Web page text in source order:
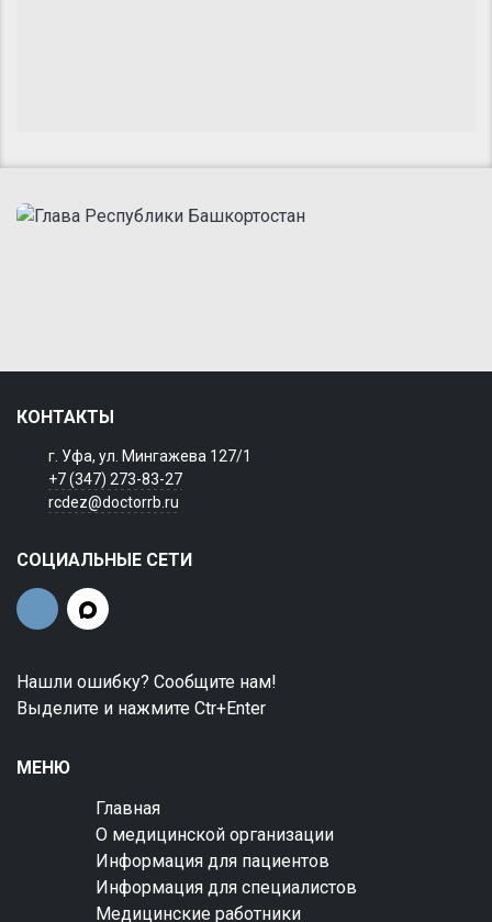
КОНТАКТЫ
г. Уфа, ул. Мингажева 127/1
+7 (347) 273-83-27
rcdez@doctorrb.ru
СОЦИАЛЬНЫЕ СЕТИ
Нашли ошибку? Сообщите нам!
Выделите и нажмите Ctr+Enter
МЕНЮ
Главная
О медицинской организации
Информация для пациентов
Информация для специалистов
Медицинские работники